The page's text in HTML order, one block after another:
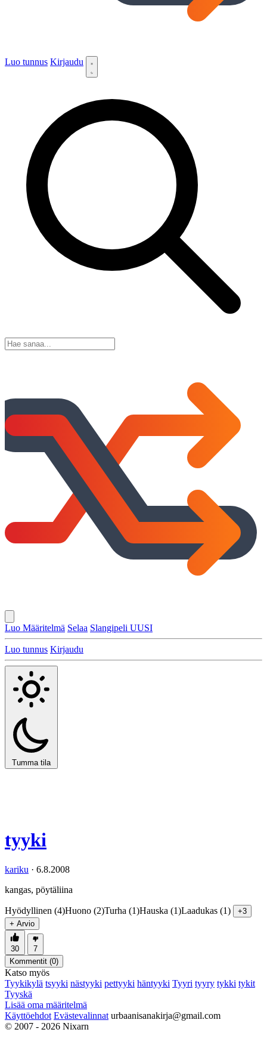
Luo tunnus Kirjaudu
Luo Määritelmä Selaa Slangipeli UUSI
Luo tunnus Kirjaudu
Tumma tila
tyyki
kariku · 6.8.2008
kangas, pöytäliina
Hyödyllinen (4)Huono (2)Turha (1)Hauska (1)Laadukas (1)
+3
+ Arvio
30
7
Kommentit (0)
Katso myös
Tyykikylä tsyyki nästyyki pettyyki häntyyki Tyyri tyyry tykki tykit
Tyyskä
Lisää oma määritelmä
Käyttöehdot Evästevalinnat urbaanisanakirja@gmail.com
© 2007 - 2026 Nixarn